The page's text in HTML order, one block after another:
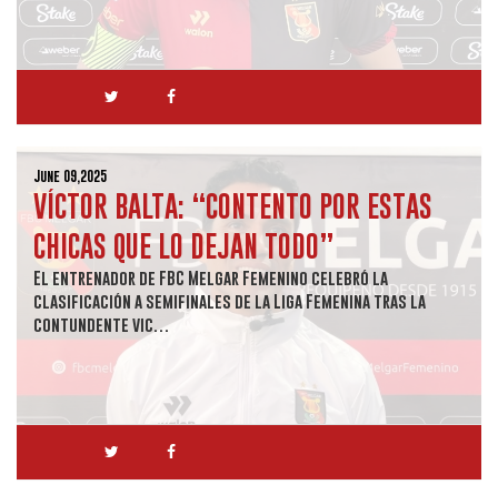
June 09,2025
VÍCTOR BALTA: “CONTENTO POR ESTAS
CHICAS QUE LO DEJAN TODO”
El entrenador de FBC Melgar Femenino celebró la
clasificación a semifinales de la Liga Femenina tras la
contundente vic…